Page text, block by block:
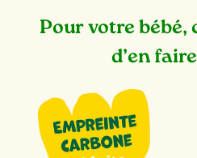
Pour votre bébé,
d’en faire